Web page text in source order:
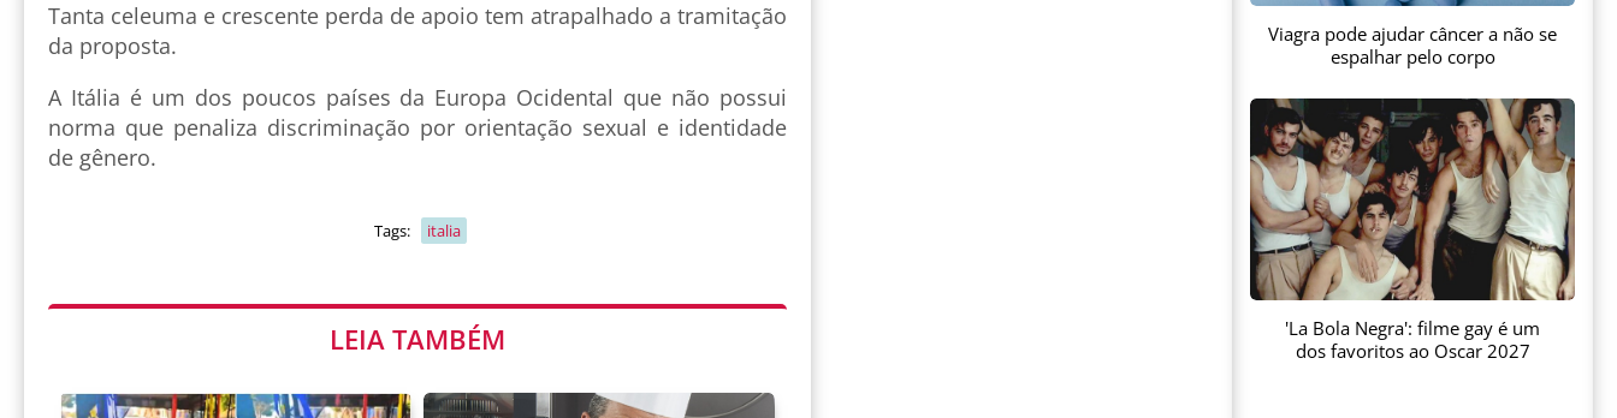
Tanta celeuma e crescente perda de apoio tem atrapalhado a tramitação
da proposta.
A Itália é um dos poucos países da Europa Ocidental que não possui
norma que penaliza discriminação por orientação sexual e identidade
de gênero.
Tags: italia
LEIA TAMBÉM
Viagra pode ajudar câncer a não se
espalhar pelo corpo
'La Bola Negra': filme gay é um
dos favoritos ao Oscar 2027